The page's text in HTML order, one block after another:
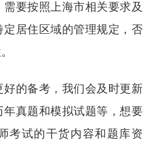
要按照上海市相关要求及
居住区域的管理规定，否
的备考，我们会及时更新
真题和模拟试题等，想要
考试的干货内容和题库资